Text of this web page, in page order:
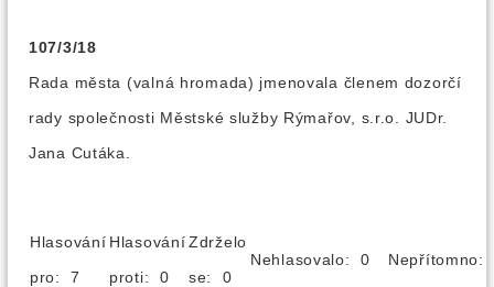
107/3/18
Rada města (valná hromada) jmenovala členem dozorčí
rady společnosti Městské služby Rýmařov, s.r.o. JUDr.
Jana Cutáka.
Hlasování
pro: 7
Hlasování
proti: 0
Zdrželo
se: 0
Nehlasovalo: 0